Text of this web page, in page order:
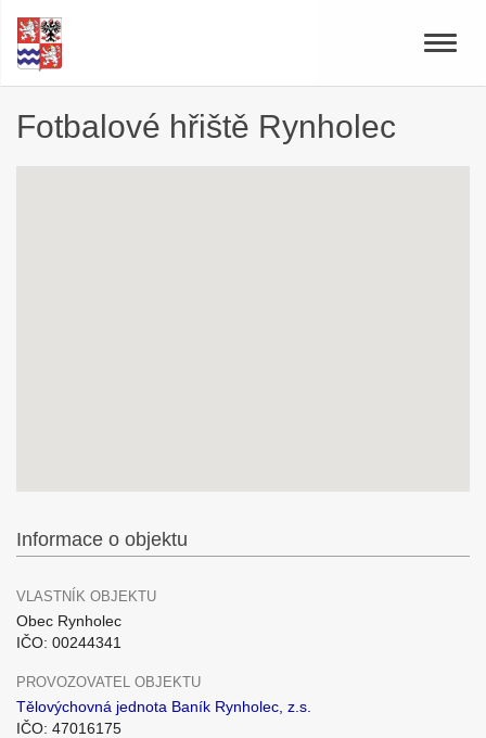
Toggle
Fotbalové hřiště Rynholec
Informace o objektu
VLASTNÍK OBJEKTU
Obec Rynholec
IČO: 00244341
PROVOZOVATEL OBJEKTU
Tělovýchovná jednota Baník Rynholec, z.s.
IČO: 47016175